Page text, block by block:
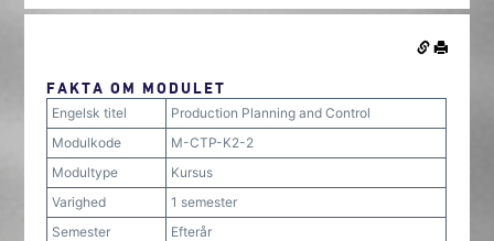
FAKTA OM MODULET
Engelsk titel
Production Planning and Control
Modulkode
M-CTP-K2-2
Modultype
Kursus
Varighed
1 semester
Semester
Efterår